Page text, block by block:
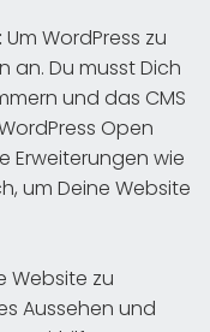
Um WordPress zu
an. Du musst Dich
und das CMS
Open
Erweiterungen wie
um Deine Website
Website zu
Aussehen und